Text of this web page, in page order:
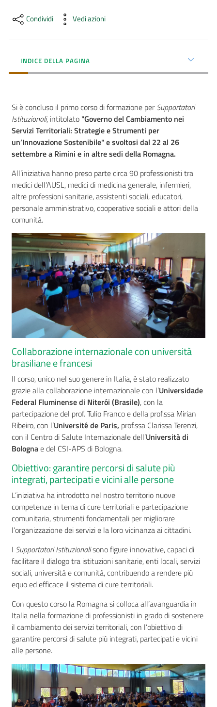
e
su
Condividi Vedi azioni
INDICE DELLA PAGINA
Si è concluso il primo corso di formazione perSupportatori
Istituzionali, intitolato "Governo del Cambiamento nei
Servizi Territoriali: Strategie e Strumenti per
un’Innovazione Sostenibile" e svoltosi dal 22 al 26
settembre a Rimini e in altre sedi della Romagna.
All’iniziativa hanno preso parte circa 90 professionisti tra
medici dell’AUSL, medici di medicina generale, infermieri,
altre professioni sanitarie, assistenti sociali, educatori,
personale amministrativo, cooperative sociali e attori della
comunità.
Collaborazione internazionale con università
brasiliane e francesi
Il corso, unico nel suo genere in Italia, è stato realizzato
grazie alla collaborazione internazionale con l’Universidade
Federal Fluminense di Niterói (Brasile), con la
partecipazione del prof. Tulio Franco e della prof.ssa Mirian
Ribeiro, con l’Université de Paris, prof.ssa Clarissa Terenzi,
con il Centro di Salute Internazionale dell’Università di
Bolognae del CSI-APS di Bologna.
Obiettivo: garantire percorsi di salute più
integrati, partecipati e vicini alle persone
L’iniziativa ha introdotto nel nostro territorio nuove
competenze in tema di cure territoriali e partecipazione
comunitaria, strumenti fondamentali per migliorare
l’organizzazione dei servizi e la loro vicinanza ai cittadini.
I Supportatori Istituzionalisono figure innovative, capaci di
facilitare il dialogo tra istituzioni sanitarie, enti locali, servizi
sociali, università e comunità, contribuendo a rendere più
equo ed efficace il sistema di cure territoriali.
Con questo corso la Romagna si colloca all’avanguardia in
Italia nella formazione di professionisti in grado di sostenere
il cambiamento dei servizi territoriali, con l’obiettivo di
garantire percorsi di salute più integrati, partecipati e vicini
alle persone.